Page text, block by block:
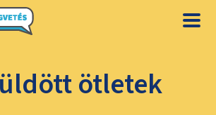
ötletek